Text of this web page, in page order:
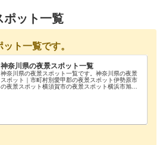
ポット一覧
ト一覧です。
神奈川県の夜景スポット一覧
神奈川県の夜景スポット一覧です。神奈川県の夜景
スポット｜市町村別愛甲郡の夜景スポット伊勢原市
の夜景スポット横須賀市の夜景スポット横浜市旭区